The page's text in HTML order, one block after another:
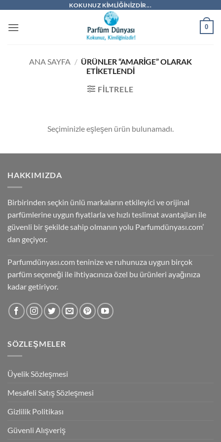
KOKUNUZ KIMLIĞINIZDIR...
0
ANA SAYFA / ÜRÜNLER “AMARIGE” OLARAK
ETIKETLENDI
FILTRELE
Seçiminizle eşleşen ürün bulunamadı.
HAKKIMIZDA
Birbirinden seçkin ünlü markaların etkileyici ve orijinal
parfümlerine uygun fiyatlarla ve hızlı teslimat avantajları ile
güvenli bir şekilde sahip olmanın yolu Parfumdünyası.com’
dan geçiyor.
Parfumdünyası.com teninize ve ruhunuza uygun birçok
parfüm seçeneği ile ihtiyacınıza özel bu ürünleri ayağınıza
kadar getiriyor.
SÖZLEŞMELER
Üyelik Sözleşmesi
Mesafeli Satış Sözleşmesi
Gizlilik Politikası
Güvenli Alışveriş